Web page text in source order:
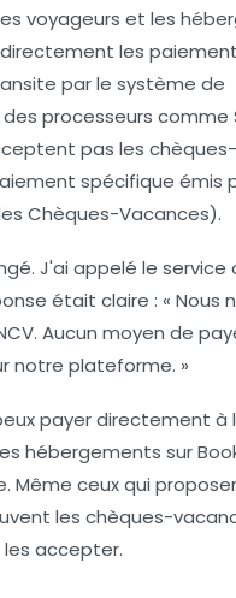
voyageurs et les
les
par le système de
processeurs comme
pas les chèques-
spécifique émis
Chèques-Vacances).
J'ai appelé le service
était claire : « Nous
Aucun moyen de
notre plateforme. »
payer directement à
hébergements sur
Même ceux qui
les chèques-
accepter.